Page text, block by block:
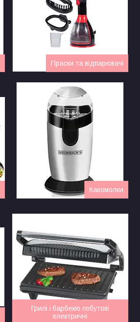
Праски та відпарювачі
Кавомолки
Грилі і барбекю побутові
електричні